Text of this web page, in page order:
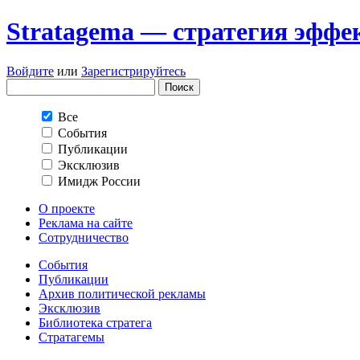
Stratagema — cтратегия
Войдите или Зарегистрируйтесь
Все
События
Публикации
Эксклюзив
Имидж России
О проекте
Реклама на сайте
Сотрудничество
События
Публикации
Архив политической рекламы
Эксклюзив
Библиотека стратега
Стратагемы